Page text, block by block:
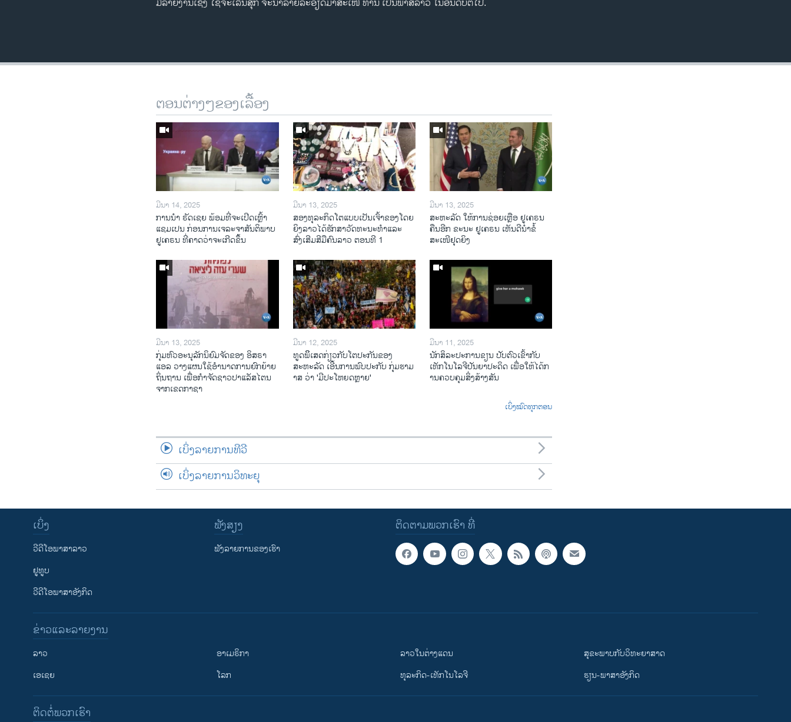
ຕອນຕ່າງໆຂອງເລື້ອງ
ມີນາ 14, 2025
ການ​ນຳ ຣັດ​ເຊຍ ພ້ອມ​ທີ່​ຈະ​ເປີ​ດ​ເຫຼົ້າ​
ແຊມ​ເປນ ກ່ອນການ​ເຈ​ລະ​ຈາ​ສັນ​ຕິ​ພາບ
ຢູ​ເຄ​ຣນ ທີ່​ຄາດ​ວ່າ​ຈະ​ເກີດ​ຂຶ້ນ
ມີນາ 13, 2025
ສອງທຸລະກິດໂຕແບບເປັນເຈົ້າຂອງໂດຍ
ຍິງລາວໄດ້ຮັກສາວັດທະນະທຳແລະ
ສົ່ງເສີມສີມືຄົນລາວ ຕອນທີ 1
ມີນາ 13, 2025
ສະຫະລັດ ໃຫ້ການຊ່ອຍເຫຼືອ ຢູເຄຣນ
ຄືນອີກ ຂະນະ ຢູເຄຣນ ເຫັນດີນຳຂໍ້
ສະເໜີຢຸດຍິງ
ມີນາ 13, 2025
ກຸ່ມຫົວອະນຸລັກນິຍົມຈັດຂອງ ອິສຣາ
ແອລ ວາງແຜນໃຊ້ອຳນາດການຍົກຍ້າຍ
ຖິ່ນຖານ ເພື່ອກຳຈັດຊາວປາແລັສໄຕນ
ຈາກເຂດກາຊາ
ມີນາ 12, 2025
ທູດພິິເສດກ່ຽວກັບໂຕປະກັນຂອງ
ສະຫະລັດ ເອີ້ນການພົບປະກັບ ກຸ່ມຮາມ
າສ ວ່າ 'ມີປະໂຫຍດຫຼາຍ'
ມີນາ 11, 2025
ນັກ​ສິ​ລະ​ປະ​ການ​ຂຽນ ປັບ​ຕົວ​ເຂົ້າ​ກັບ​
ເທັກ​ໂນ​ໂລ​ຈີ​ປັນ​ຍາ​ປະ​ດິດ ເພື່ອ​ໃຫ້​ໄດ້​ກ​
ານ​ຄວບ​ຄຸມ​ສິ່ງ​ສ້າງ​ສັນ
ເບິ່ງໝົດທຸກຕອນ
ເບິ່ງລາຍການທີວີ
ເບິ່ງລາຍການວິທະຍຸ
ຕິດຕາມພວກເຮົາ ທີ່
ເບິ່ງ
ວີດີໂອພາສາລາວ
ຢູທູບ
ວີດີໂອພາສາອັງກິດ
ຟັງສຽງ
ຟັງລາຍການຂອງເຮົາ
ຂ່າວແລະລາຍງານ
ລາວ
ເອເຊຍ
ອາເມຣິກາ
ໂລກ
ລາວໃນຕ່າງແດນ
ທຸລະກິດ-ເທັກໂນໂລຈີ
ສຸຂະພາບກັບວິທະຍາສາດ
ຮຽນ-ພາສາອັງກິດ
ຕິດຕໍ່ພວກເຮົາ